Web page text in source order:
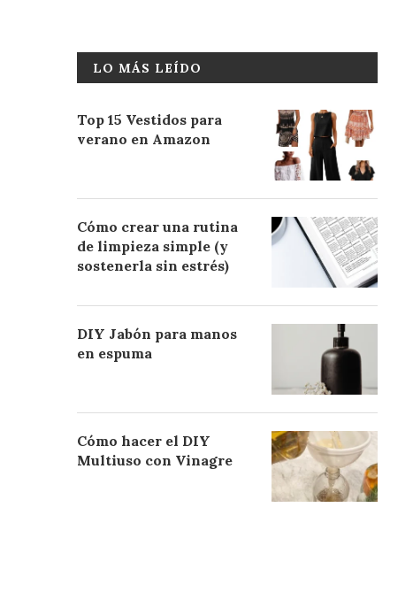
LO MÁS LEÍDO
Top 15 Vestidos para
verano en Amazon
Cómo crear una rutina
de limpieza simple (y
sostenerla sin estrés)
DIY Jabón para manos
en espuma
Cómo hacer el DIY
Multiuso con Vinagre